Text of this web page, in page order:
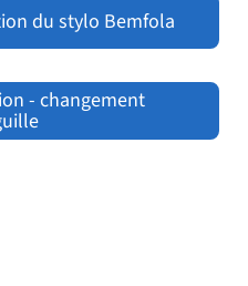
du stylo Bemfola
- changement